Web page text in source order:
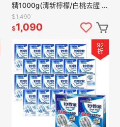
精1000g(清新檸檬/白桃去腥 兩
款任選)(10入/箱)
$1,490
$1,090
92
折